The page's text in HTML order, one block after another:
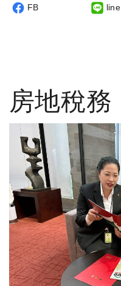
FB line
房地稅務